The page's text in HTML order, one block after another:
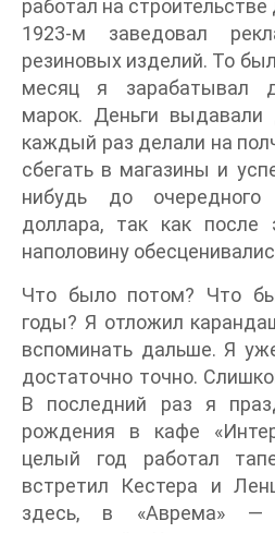
работал на
1923-м заведовал
резиновых изделий. То
месяц я зарабатывал
марок. Деньги
каждый раз делали на
сбегать в магазины и
нибудь до очередного
доллара, так как после
наполовину
Что было потом? Что
годы? Я отложил
вспоминать дальше. Я
достаточно точно.
В последний раз я
рождения в кафе
целый год работал
встретил Кестера и
здесь, в «Аврема» —